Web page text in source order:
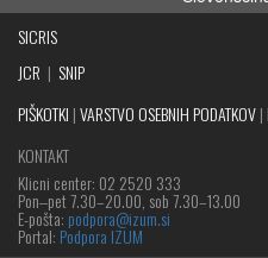
SICRIS
JCR | SNIP
PIŠKOTKI |VARSTVO OSEBNIH PODATKOV|
KONTAKT
Klicni center: 02 2520 333
Pon‒pet 7.30–20.00, sob 7.30–13.00
E-pošta: podpora@izum.si
Portal: Podpora IZUM